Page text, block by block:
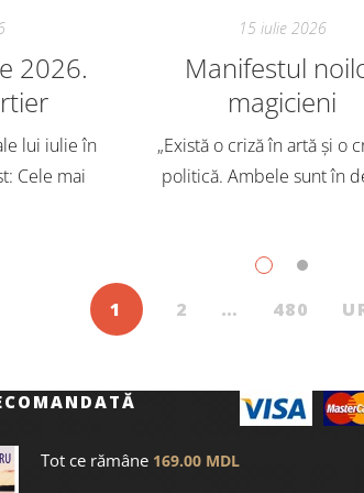
2026.
lui iulie în
Cele mai
15 iulie 2026
Manifestul
magicieni
„Există o criză în artă și o
politică. Ambele sunt în
Situația poate fi salvată
1 2 … 480
Tot ce rămâne 169.00 MDL